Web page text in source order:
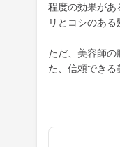
程度の効果があ
リとコシのある
ただ、美容師の
た、信頼できる